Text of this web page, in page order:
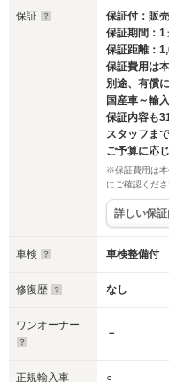
保証
保証付：販
保証期間：1
保証距離：
保証費用は
別途、有償
国産車～輸
保証内容も
スタッフま
ご予算に応
※保証費用は本
にご確認くださ
詳しい保
車検 車検整備付
修復歴 なし
ワンオーナー
－
正規輸入車 ○